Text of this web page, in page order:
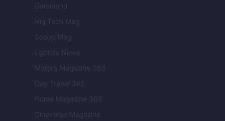
Gameland
Hig Tech Mag
Scoop Mag
Lgbtqia News
Motors Magazine 365
Day Travel 365
Home Magazine 365
Cineverse Magazine